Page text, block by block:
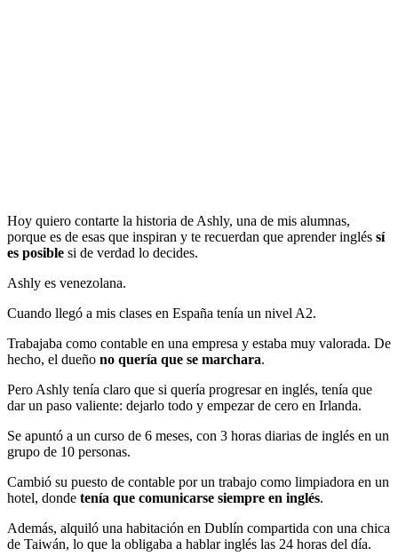
Hoy quiero contarte la historia de Ashly, una de mis alumnas,
porque es de esas que inspiran y te recuerdan que aprender inglés sí
es posible si de verdad lo decides.
Ashly es venezolana.
Cuando llegó a mis clases en España tenía un nivel A2.
Trabajaba como contable en una empresa y estaba muy valorada. De
hecho, el dueño no quería que se marchara.
Pero Ashly tenía claro que si quería progresar en inglés, tenía que
dar un paso valiente: dejarlo todo y empezar de cero en Irlanda.
Se apuntó a un curso de 6 meses, con 3 horas diarias de inglés en un
grupo de 10 personas.
Cambió su puesto de contable por un trabajo como limpiadora en un
hotel, donde tenía que comunicarse siempre en inglés.
Además, alquiló una habitación en Dublín compartida con una chica
de Taiwán, lo que la obligaba a hablar inglés las 24 horas del día.